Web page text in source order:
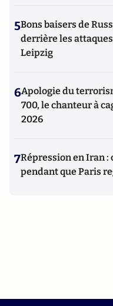
5Bons baisers de
derrière les
Leipzig
6Apologie du
700, le chanteur à
2026
7Répression en Iran :
pendant que Paris